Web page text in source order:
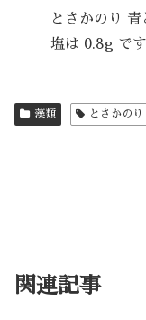
とさかのり
塩は 0.8g です
藻類 とさかのり
関連記事